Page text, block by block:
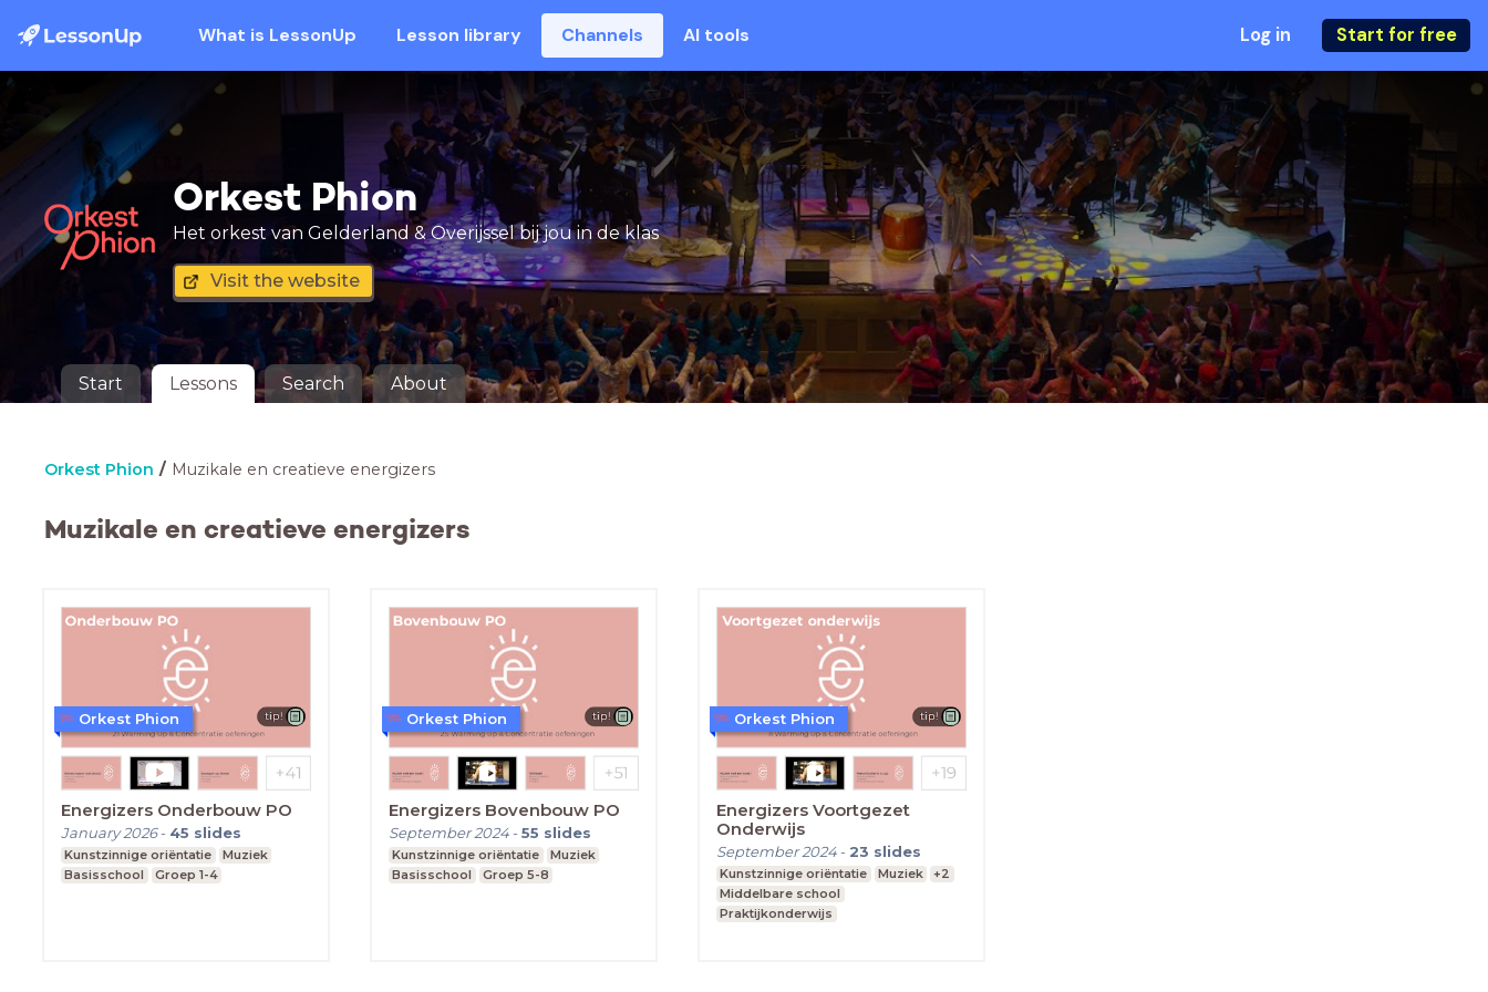
What is LessonUp Lesson library Channels AI tools Log in Start for free
Orkest Phion
Het orkest van Gelderland & Overijssel bij jou in de klas
Visit the website
Start Lessons Search About
Orkest Phion Muzikale en creatieve energizers
Muzikale en creatieve energizers
Energizers Onderbouw PO
January 2026- 45 slides
Kunstzinnige oriëntatie
Muziek
Basisschool
Groep 1-4
Orkest Phion
Energizers Bovenbouw PO
September 2024-55 slides
Kunstzinnige oriëntatie
Muziek
Basisschool
Groep 5-8
Orkest Phion
Energizers Voortgezet
Onderwijs
September 2024- 23 slides
Kunstzinnige oriëntatie Muziek
+2
Middelbare school
Praktijkonderwijs
Orkest Phion